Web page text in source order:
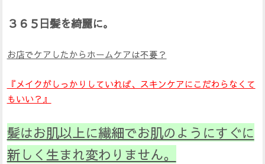
３６５日髪を綺麗に。
お店でケアしたからホームケアは不要？
『メイクがしっかりしていれば、スキンケアにこだわらなくて
もいい？』
髪はお肌以上に繊細でお肌のようにすぐに
新しく生まれ変わりません。